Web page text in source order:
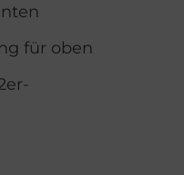
für oben